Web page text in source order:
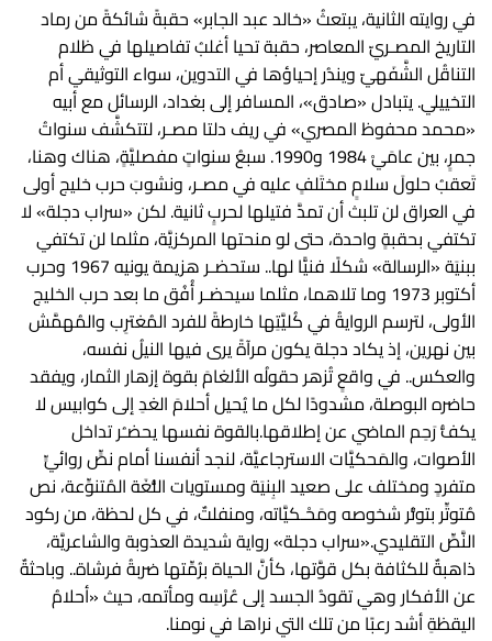
في روايته الثانية، يبتعثُ «خالد عبد الجابر» حقبةً شائكةً من رماد
التاريخ المصـريّ المعاصر، حقبة تحيا أغلبُ تفاصيلها في ظلام
التناقُل الشَّفَهيّ ويندُر إحياؤها في التدوين، سواء التوثيقي أم
التخييلي. يتبادل «صادق»، المسافر إلى بغداد، الرسائل مع أبيه
«محمد محفوظ المصري» في ريف دلتا مصـر، لتتكشَّف سنواتُ
جمرٍ، بين عامَيْ 1984 و1990. سبعُ سنواتٍ مفصليَّةٍ، هناك وهنا،
تَعقبُ حلولَ سلامٍ مختَلفٍ عليه في مصـر، ونشوبَ حرب خليج أولى
في العراق لن تلبث أن تمدَّ فتيلها لحربٍ ثانية. لكن «سراب دجلة» لا
تكتفي بحقبةٍ واحدة، حتى لو منحتها المركزيَّة، مثلما لن تكتفي
ببنيَة «الرسالة» شكلًا فنيًّا لها.. ستحضـر هزيمة يونيه 1967 وحرب
أكتوبر 1973 وما تلاهما، مثلما سيحضـر أُفُق ما بعد حرب الخليج
الأولى، لترسم الروايةُ في كُليَّتِها خارطةً للفرد المُغترِب والمُهمَّش
بين نهرين، إذ يكاد دجلة يكون مرآةً يرى فيها النيلُ نفسه،
والعكس.. في واقعٍ تُزهر حقولُه الألغامَ بقوة إزهار الثمار، ويفقد
حاضره البوصلة، مشدودًا لكل ما يُحيل أحلامَ الغدِ إلى كوابيس لا
يكفُّ رَحِم الماضي عن إطلاقها.بالقوة نفسها يحضـُر تداخل
الأصوات، والمَحكيَّات الاسترجاعيَّة، لنجد أنفسنا أمام نصٍّ روائيٍّ
متفردٍ ومختلف على صعيد البِنيَة ومستويات اللُّغَة المُتنوِّعة، نص
مُتوتِّر بتوتُّر شخوصه ومَحْـكيَّاته، ومنفلتٌ، في كل لحظة، من ركود
النَّصِّ التقليدي.«سراب دجلة» رواية شديدة العذوبة والشاعريَّة،
ذاهبةٌ للكثافة بكل قوَّتها، كأنَّ الحياة برُمِّتها ضربةُ فرشاة.. وباحثةٌ
عن الأفكار وهي تقودُ الجسد إلى عُرْسِه ومأتمه، حيث «أحلامُ
اليقظةِ أشد رعبًا من تلك التي نراها في نومنا.